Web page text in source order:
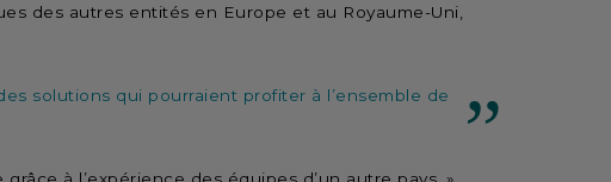
des autres entités en Europe et au Royaume-Uni,
solutions qui pourraient profiter à l’ensemble de
à l’expérience des équipes d’un autre pays. »